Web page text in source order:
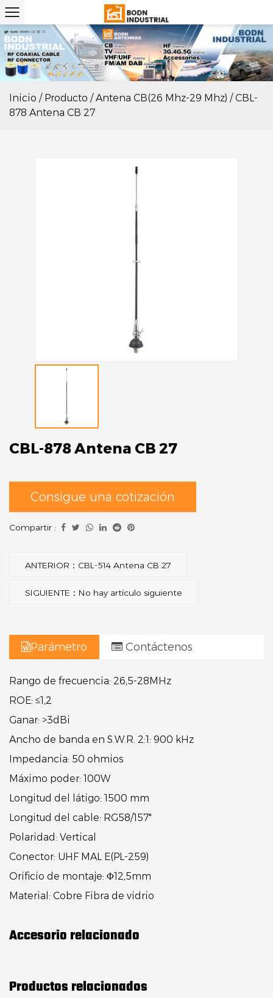
Inicio / Producto / Antena CB(26 Mhz-29 Mhz) / CBL-
878 Antena CB 27
CBL-878 Antena CB 27
Consigue una cotización
Compartir :
ANTERIOR：CBL-514 Antena CB 27
SIGUIENTE：No hay artículo siguiente
Parámetro Contáctenos
Rango de frecuencia: 26,5-28MHz
ROE: ≤1,2
Ganar: >3dBi
Ancho de banda en S.W.R. 2:1: 900 kHz
Impedancia: 50 ohmios
Máximo poder: 100W
Longitud del látigo: 1500 mm
Longitud del cable: RG58/157"
Polaridad: Vertical
Conector: UHF MAL E(PL-259)
Orificio de montaje: Φ12,5mm
Material: Cobre Fibra de vidrio
Accesorio relacionado
Productos relacionados